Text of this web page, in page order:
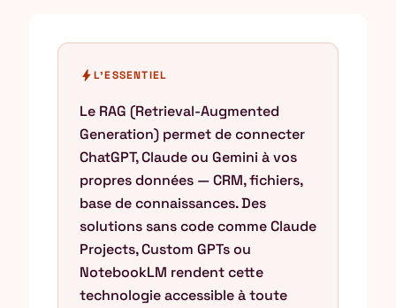
boltL'ESSENTIEL
Le RAG (Retrieval-Augmented
Generation) permet de connecter
ChatGPT, Claude ou Gemini à vos
propres données — CRM, fichiers,
base de connaissances. Des
solutions sans code comme Claude
Projects, Custom GPTs ou
NotebookLM rendent cette
technologie accessible à toute